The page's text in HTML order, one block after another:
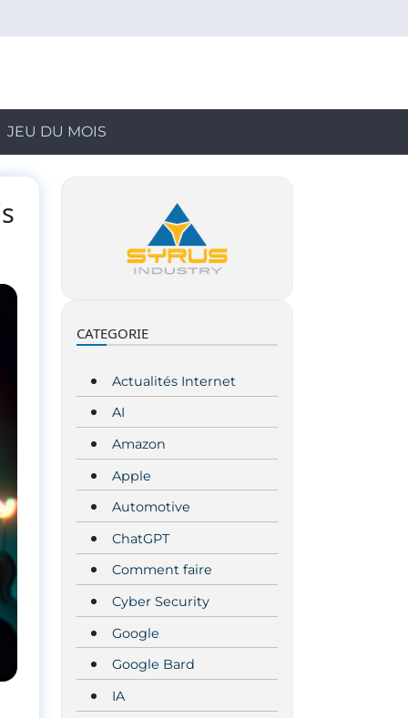
JEU DU MOIS
CATEGORIE
Actualités Internet
AI
Amazon
Apple
Automotive
ChatGPT
Comment faire
Cyber Security
Google
Google Bard
IA